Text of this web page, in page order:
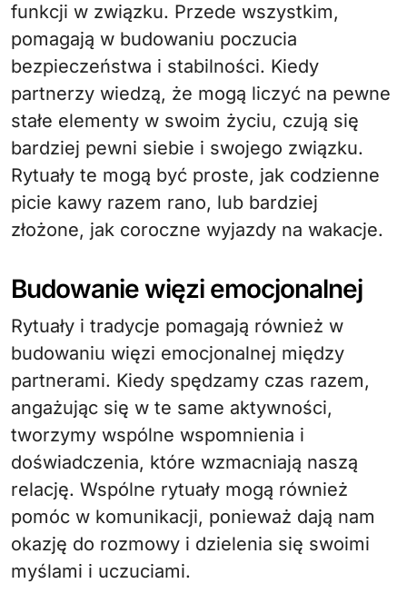
funkcji w związku. Przede wszystkim,
pomagają w budowaniu poczucia
bezpieczeństwa i stabilności. Kiedy
partnerzy wiedzą, że mogą liczyć na pewne
stałe elementy w swoim życiu, czują się
bardziej pewni siebie i swojego związku.
Rytuały te mogą być proste, jak codzienne
picie kawy razem rano, lub bardziej
złożone, jak coroczne wyjazdy na wakacje.
Budowanie więzi emocjonalnej
Rytuały i tradycje pomagają również w
budowaniu więzi emocjonalnej między
partnerami. Kiedy spędzamy czas razem,
angażując się w te same aktywności,
tworzymy wspólne wspomnienia i
doświadczenia, które wzmacniają naszą
relację. Wspólne rytuały mogą również
pomóc w komunikacji, ponieważ dają nam
okazję do rozmowy i dzielenia się swoimi
myślami i uczuciami.